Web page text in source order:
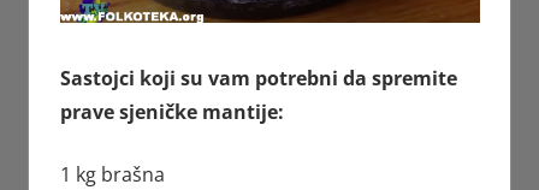
Sastojci koji su vam potrebni da spremite
prave sjeničke mantije:
1 kg brašna